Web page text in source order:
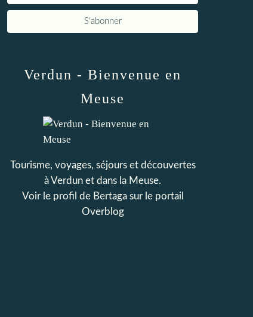
Verdun - Bienvenue en
Meuse
Tourisme, voyages, séjours et découvertes
à Verdun et dans la Meuse.
Voir le profil de Bertagasur le portail
Overblog